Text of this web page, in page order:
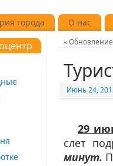
города О нас
«
Июнь 24,
29
слет
минут.